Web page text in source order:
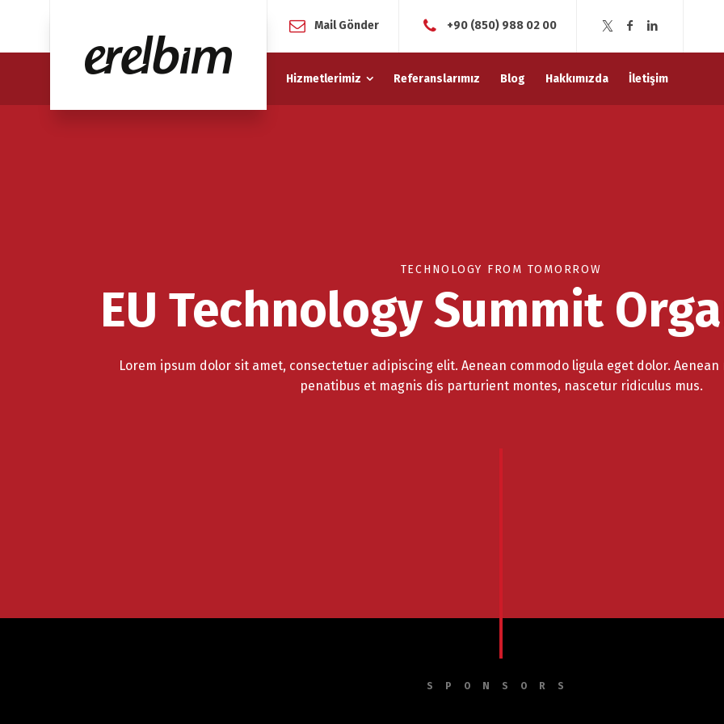
Mail Gönder +90 (850) 988 02 00
Hizmetlerimiz Referanslarımız Blog Hakkımızda İletişim
TECHNOLOGY FROM TOMORROW
EU Technology Summit
Lorem ipsum dolor sit amet, consectetuer adipiscing elit. Aenean commodo ligula eget dolor. Aenean
penatibus et magnis dis parturient montes, nascetur ridiculus mus.
SPONSORS